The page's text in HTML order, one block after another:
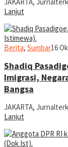
JAKARTA,
Lanjut
Berita, Sumbar16
Shadiq
Imigrasi,
Bangsa
JAKARTA,
Lanjut